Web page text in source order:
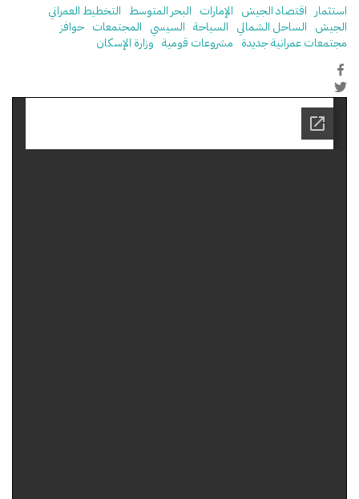
استثمار اقتصاد الجيش الإمارات البحر المتوسط التخطيط العمراني
الجيش الساحل الشمالي السياحة السيسي المجتمعات حوافز
مجتمعات عمرانية جديدة مشروعات قومية وزارة الإسكان